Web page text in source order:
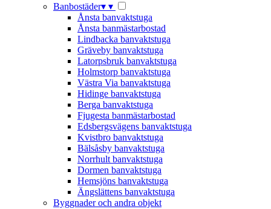
Banbostäder▾ ▾
Ånsta banvaktstuga
Ånsta banmästarbostad
Lindbacka banvaktstuga
Gräveby banvaktstuga
Latorpsbruk banvaktstuga
Holmstorp banvaktstuga
Västra Via banvaktstuga
Hidinge banvaktstuga
Berga banvaktstuga
Fjugesta banmästarbostad
Edsbergsvägens banvaktstuga
Kvistbro banvaktstuga
Bälsåsby banvaktstuga
Norrhult banvaktstuga
Dormen banvaktstuga
Hemsjöns banvaktstuga
Ängslättens banvaktstuga
Byggnader och andra objekt